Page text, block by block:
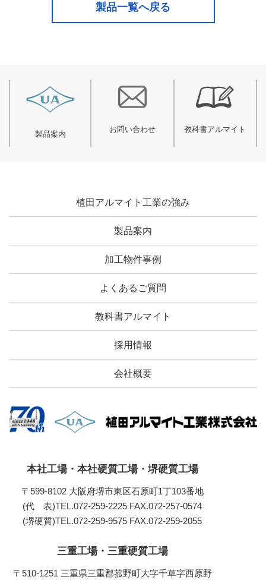
製品一覧へ戻る
製品案内
お問い合わせ 教科書アルマイト
植田アルマイト工業の強み
製品案内
加工物件事例
よくあるご質問
教科書アルマイト
採用情報
会社概要
本社工場・本社硬質工場・堺硬質工場
〒599-8102 大阪府堺市東区石原町1丁103番地
(代 表)TEL.072-259-2225 FAX.072-257-0574
(堺硬質)TEL.072-259-9575 FAX.072-259-2055
三重工場・三重硬質工場
〒510-1251 三重県三重郡菰野町大字千草字西原野